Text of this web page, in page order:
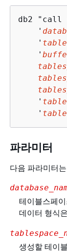
db2 "call
    '
    '
    '
    '
    '
파라미터
다음 파라미터
테이블스페
데이터 형식은
생성할 테이